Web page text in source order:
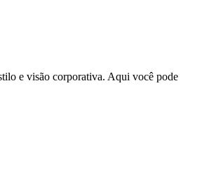
e visão corporativa. Aqui você pode